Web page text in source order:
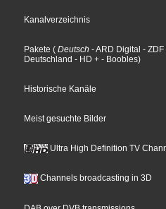
Kanalverzeichnis
Pakete ( Deutsch - ARD Digital - ZDF
Deutschland - HD + - Boobles)
Historische Kanäle
Meist gesuchte Bilder
Ultra High Definition TV
Channels broadcasting in 3D